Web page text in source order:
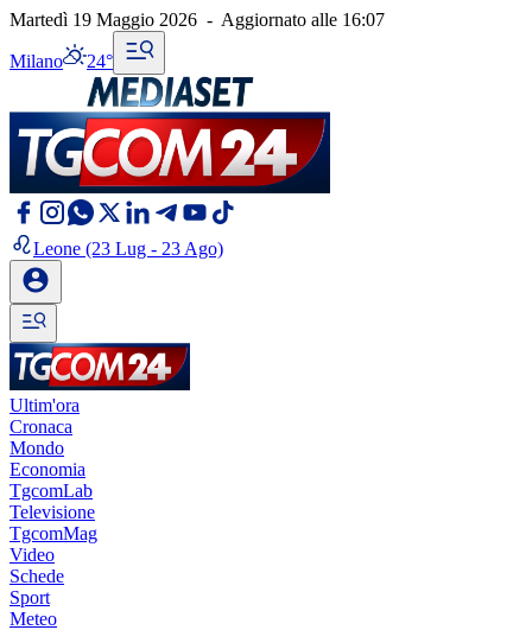
Martedì 19 Maggio 2026 - Aggiornato alle 16:07
Milano 24°
Leone (23 Lug - 23 Ago)
Ultim'ora
Cronaca
Mondo
Economia
TgcomLab
Televisione
TgcomMag
Video
Schede
Sport
Meteo